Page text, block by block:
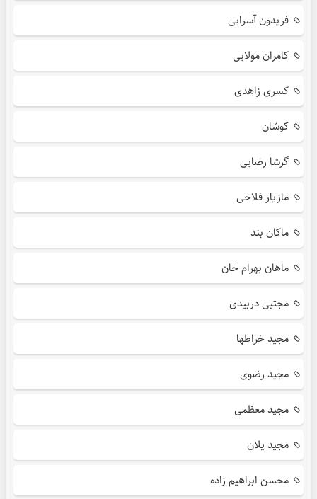
فریدون آسرایی
کامران مولایی
کسری زاهدی
کوشان
گرشا رضایی
مازیار فلاحی
ماکان بند
ماهان بهرام خان
مجتبی دربیدی
مجید خراطها
مجید رضوی
مجید معظمی
مجید یلان
محسن ابراهیم زاده